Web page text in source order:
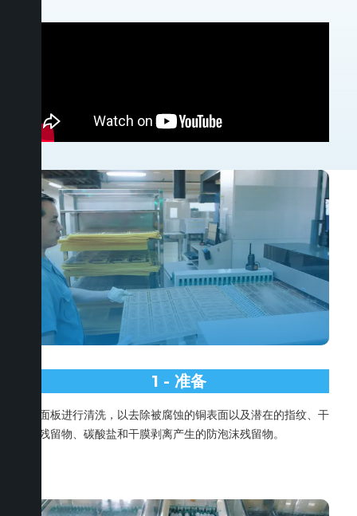
1 - 准备
对面板进行清洗，以去除被腐蚀的铜表面以及潜在的指纹、干
膜残留物、碳酸盐和干膜剥离产生的防泡沫残留物。